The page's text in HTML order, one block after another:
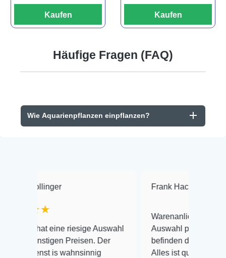
Kaufen Kaufen
Häufige Fragen (FAQ)
Wie Aquarienpflanzen einpflanzen?
riesige Auswahl
Preisen. Der
wahnsinnig
Frank Hackmayer ★★★★
Warenanlieferung Top und die
Auswahl plus gesundheitliches
befinden der Fische einwandfrei.
Alles ist quick lebendig und im